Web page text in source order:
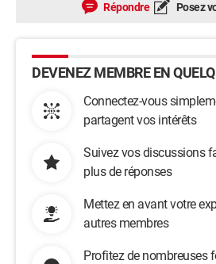
Répondre Posez
DEVENEZ MEMBRE EN
Connectez-vous
partagent vos intérêts
Suivez vos discussions
plus de réponses
Mettez en avant votre
autres membres
Profitez de nombreuses